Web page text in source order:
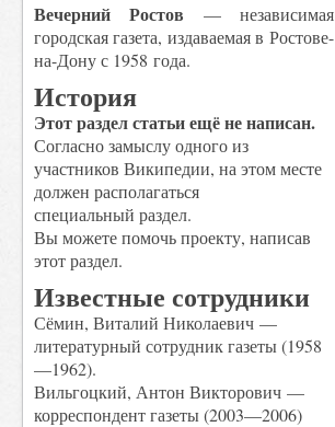
Вечерний Ростов — независимая
городская газета, издаваемая в Ростове-
на-Дону с 1958 года.
История
Этот раздел статьи ещё не написан.
Согласно замыслу одного из
участников Википедии, на этом месте
должен располагаться
специальный раздел.
Вы можете помочь проекту, написав
этот раздел.
Известные сотрудники
Сёмин, Виталий Николаевич —
литературный сотрудник газеты (1958
—1962).
Вильгоцкий, Антон Викторович —
корреспондент газеты (2003—2006)